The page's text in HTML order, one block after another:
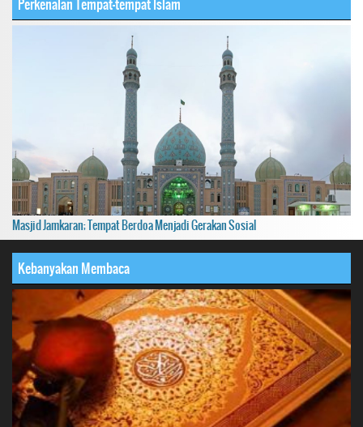
Perkenalan Tempat-tempat Islam
Masjid Jamkaran; Tempat Berdoa Menjadi Gerakan Sosial
Kebanyakan Membaca